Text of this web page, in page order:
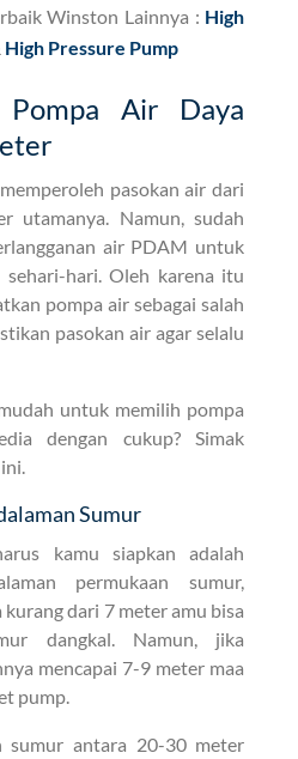
Winston Lainnya : High
High Pressure Pump
Air Daya
pasokan air dari
utamanya. Namun, sudah
air PDAM untuk
sehari-hari. Oleh karena itu
pompa air sebagai salah
pasokan air agar selalu
untuk memilih pompa
dengan cukup? Simak
Sumur
kamu siapkan adalah
permukaan sumur,
dari 7 meter amu bisa
dangkal. Namun, jika
mencapai 7-9 meter maa
pump.
sumur antara 20-30 meter